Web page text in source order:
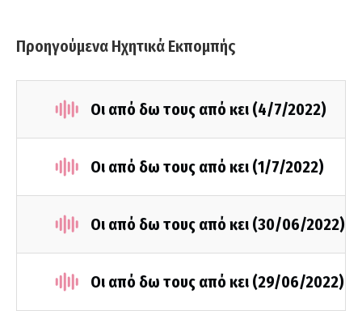
Προηγούμενα Ηχητικά Εκπομπής
Οι από δω τους από κει (4/7/2022)
Οι από δω τους από κει (1/7/2022)
Οι από δω τους από κει (30/06/2022)
Οι από δω τους από κει (29/06/2022)